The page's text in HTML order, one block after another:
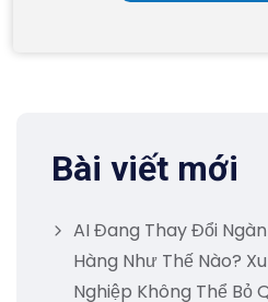
Bài viết mới
AI Đang Thay Đổi
Hàng Như Thế Nào?
Nghiệp Không Thể Bỏ